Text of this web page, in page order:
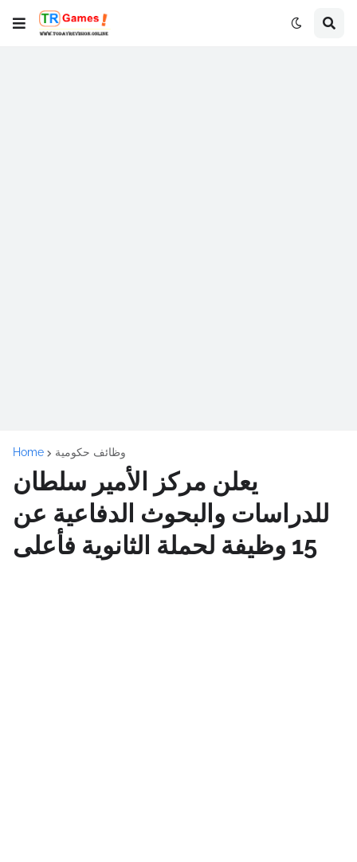
Home وظائف حكومية
يعلن مركز الأمير سلطان
للدراسات والبحوث الدفاعية عن
15 وظيفة لحملة الثانوية فأعلى